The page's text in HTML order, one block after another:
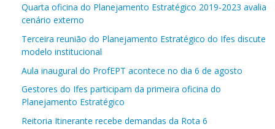
Quarta oficina do Planejamento Estratégico 2019-2023 avalia
cenário externo
Terceira reunião do Planejamento Estratégico do Ifes discute
modelo institucional
Aula inaugural do ProfEPT acontece no dia 6 de agosto
Gestores do Ifes participam da primeira oficina do
Planejamento Estratégico
Reitoria Itinerante recebe demandas da Rota 6